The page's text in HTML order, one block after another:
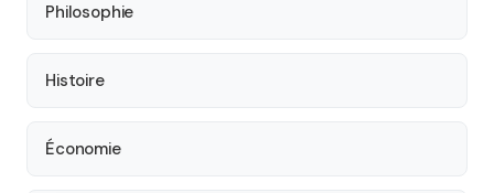
Philosophie
Histoire
Économie